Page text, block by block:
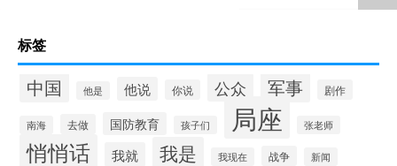
标签
中国 他是 他说 你说 公众 军事 剧作
南海 去做 国防教育 孩子们 局座 张老师
悄悄话 我就 我是 我现在 战争 新闻